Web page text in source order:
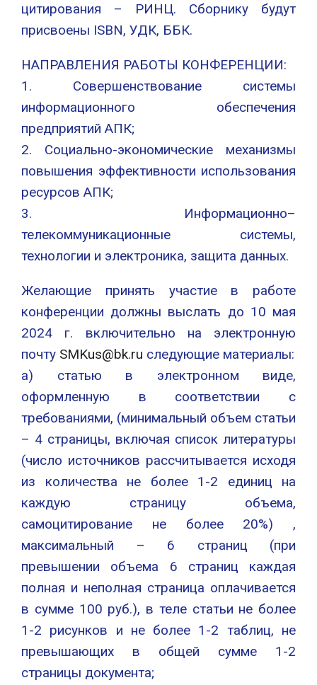
цитирования – РИНЦ. Сборнику будут
присвоены ISBN, УДК, ББК.
НАПРАВЛЕНИЯ РАБОТЫ КОНФЕРЕНЦИИ:
1. Совершенствование системы
информационного обеспечения
предприятий АПК;
2. Социально-экономические механизмы
повышения эффективности использования
ресурсов АПК;
3. Информационно–
телекоммуникационные системы,
технологии и электроника, защита данных.
Желающие принять участие в работе
конференции должны выслать до 10 мая
2024 г. включительно на электронную
почту SMKus@bk.ru следующие материалы:
а) статью в электронном виде,
оформленную в соответствии с
требованиями, (минимальный объем статьи
– 4 страницы, включая список литературы
(число источников рассчитывается исходя
из количества не более 1-2 единиц на
каждую страницу объема,
самоцитирование не более 20%) ,
максимальный – 6 страниц (при
превышении объема 6 страниц каждая
полная и неполная страница оплачивается
в сумме 100 руб.), в теле статьи не более
1-2 рисунков и не более 1-2 таблиц, не
превышающих в общей сумме 1-2
страницы документа;